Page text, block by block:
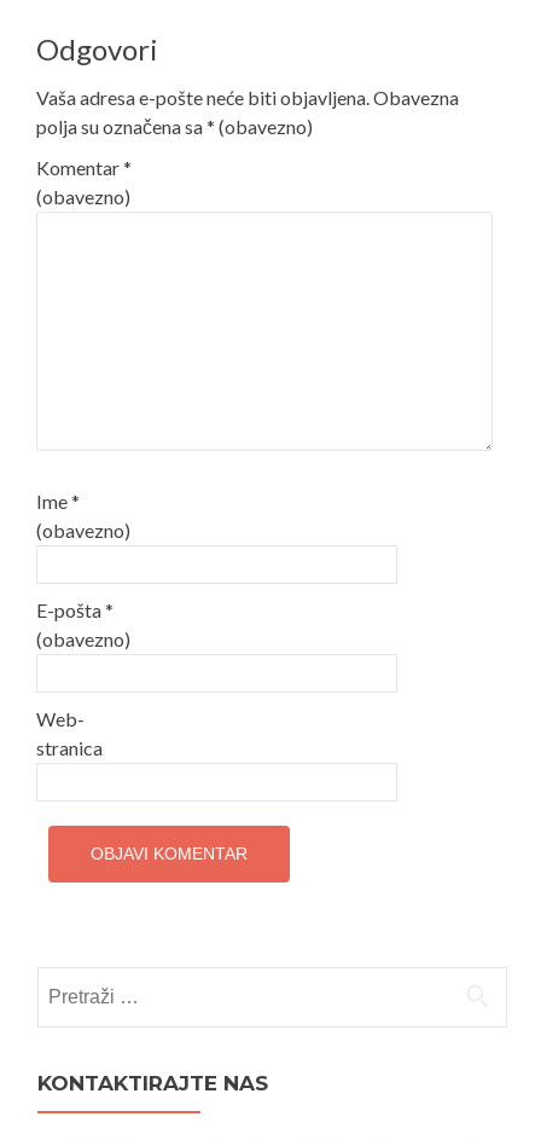
Odgovori
Vaša adresa e-pošte neće biti objavljena.Obavezna
polja su označena sa* (obavezno)
Komentar*
(obavezno)
Ime*
(obavezno)
E-pošta*
(obavezno)
Web-
stranica
KONTAKTIRAJTE NAS